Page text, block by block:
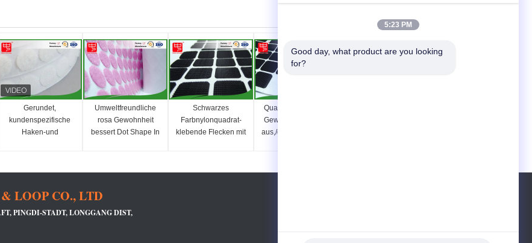
Gerundet,
kundenspezifische
Haken-und
Umweltfreundliche
rosa Gewohnheit
bessert Dot Shape In
Schwarzes
Farbnylonquadrat-
klebende Flecken mit
Quadratische Form-
Gewohnheit bessert
aus,/gestempelschnittene
LOOP CO., LTD
PINGDI-STADT, LONGGANG DIST, S
5:23 PM
Good day, what product are you looking
for?